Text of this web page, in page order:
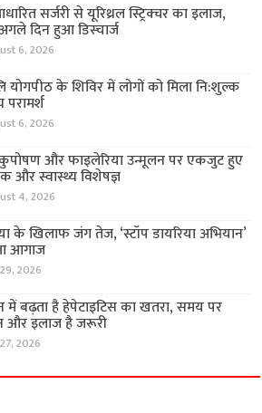
सर्जरी से यूरिथ्रल स्ट्रिक्चर का इलाज,
दिन हुआ डिस्चार्ज
6, 2026
योगपीठ के शिविर में लोगों को मिला नि:शुल्क
परामर्श
6, 2026
कुपोषण और फाइलेरिया उन्मूलन पर एकजुट हुए
और स्वास्थ्य विशेषज्ञ
4, 2026
के खिलाफ जंग तेज, ‘स्टॉप डायरिया अभियान’
आगाज
2026
में बढ़ता है हेपेटाइटिस का खतरा, समय पर
और इलाज है जरूरी
2026